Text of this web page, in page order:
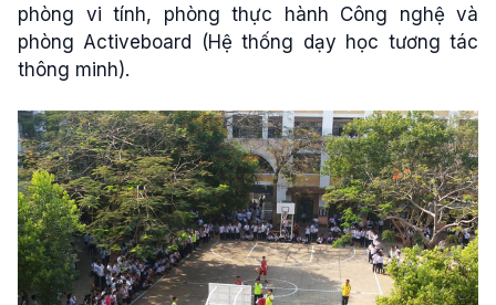
phòng vi tính, phòng thực hành Công nghệ và
phòng Activeboard (Hệ thống dạy học tương tác
thông minh).